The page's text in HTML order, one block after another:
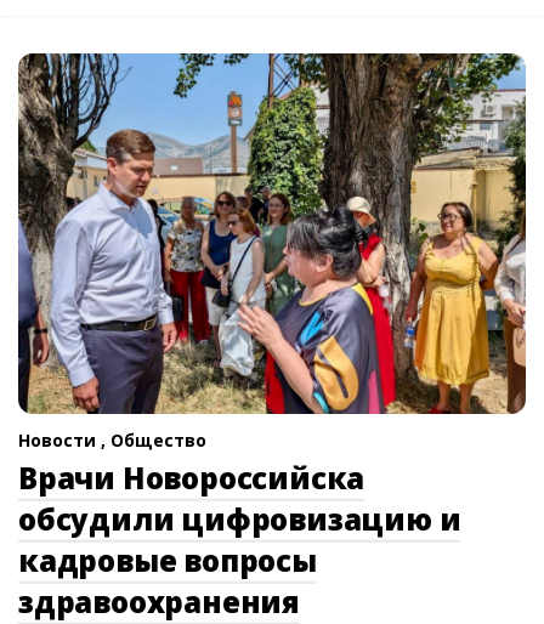
Новости , Общество
Врачи Новороссийска
обсудили цифровизацию и
кадровые вопросы
здравоохранения